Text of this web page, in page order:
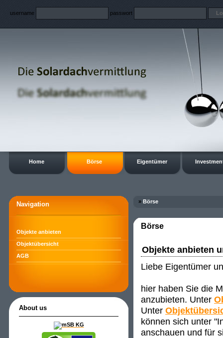
username passwort
Home Börse Eigentümer
Navigation
Objekte anbieten
Objektübersicht
AGB
About us
» Börse
Börse
Objekte anbieten
Liebe Eigentümer
hier haben Sie die
anzubieten. Unter
Unter
können sich unter
anschauen und für